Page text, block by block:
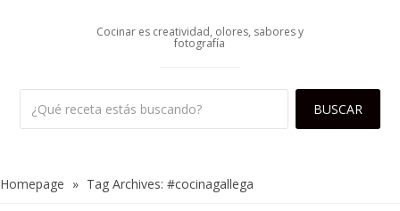
Cocinar es creatividad, olores, sabores y
fotografía
Homepage » Tag Archives: #cocinagallega